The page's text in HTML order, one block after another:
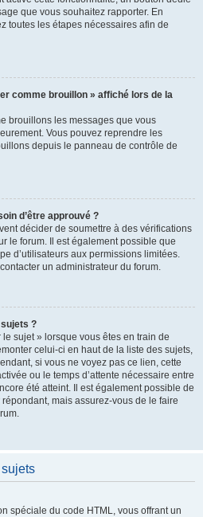
que vous souhaitez rapporter. En
toutes les étapes nécessaires afin de
comme brouillon » affiché lors de la
brouillons les messages que vous
Vous pouvez reprendre les
depuis le panneau de contrôle de
d’être approuvé ?
décider de soumettre à des vérifications
le forum. Il est également possible que
d’utilisateurs aux permissions limitées.
un administrateur du forum.
?
sujet » lorsque vous êtes en train de
celui-ci en haut de la liste des sujets,
si vous ne voyez pas ce lien, cette
ou le temps d’attente nécessaire entre
été atteint. Il est également possible de
mais assurez-vous de le faire
spéciale du code HTML, vous offrant un